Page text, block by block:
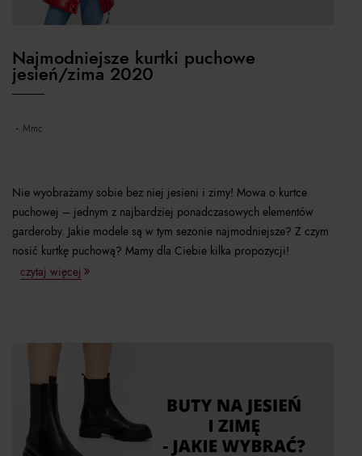
Najmodniejsze kurtki puchowe
jesień/zima 2020
mmc
Nie wyobrażamy sobie bez niej jesieni i zimy! Mowa o kurtce
puchowej – jednym z najbardziej ponadczasowych elementów
garderoby. Jakie modele są w tym sezonie najmodniejsze? Z czym
nosić kurtkę puchową? Mamy dla Ciebie kilka propozycji!
czytaj więcej